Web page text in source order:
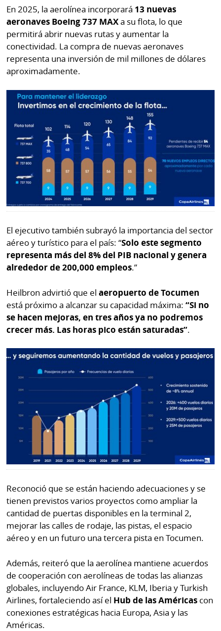
En 2025, la aerolínea incorporará 13 nuevas
aeronaves Boeing 737 MAXa su flota, lo que
permitirá abrir nuevas rutas y aumentar la
conectividad. La compra de nuevas aeronaves
representa una inversión de mil millones de dólares
aproximadamente.
El ejecutivo también subrayó la importancia del sector
aéreo y turístico para el país: “Solo este segmento
representa más del 8% del PIB nacional y genera
alrededor de 200,000 empleos.”
Heilbron advirtió que elaeropuerto de Tocumen
está próximo a alcanzar su capacidad máxima:“Si no
se hacen mejoras, en tres años ya no podremos
crecer más. Las horas pico están saturadas”.
Reconoció que se están haciendo adecuaciones y se
tienen previstos varios proyectos como ampliar la
cantidad de puertas disponibles en la terminal 2,
mejorar las calles de rodaje, las pistas, el espacio
aéreo y en un futuro una tercera pista en Tocumen.
Además, reiteró que la aerolínea mantiene acuerdos
de cooperación con aerolíneas de todas las alianzas
globales, incluyendo Air France, KLM, Iberia y Turkish
Airlines, fortaleciendo así el Hub de las Américas con
conexiones estratégicas hacia Europa, Asia y las
Américas.